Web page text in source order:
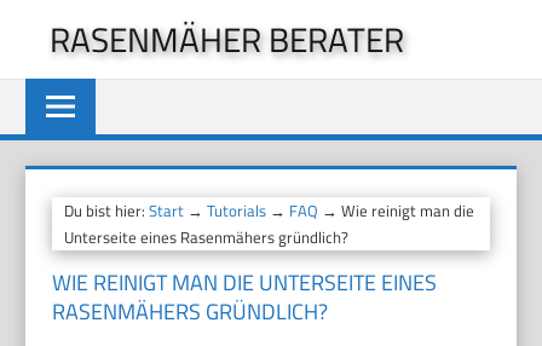
springen
RASENMÄHER BERATER
Du bist hier:Start →Tutorials → FAQ → Wie reinigt man die
Unterseite eines Rasenmähers gründlich?
WIE REINIGT MAN DIE UNTERSEITE EINES
RASENMÄHERS GRÜNDLICH?